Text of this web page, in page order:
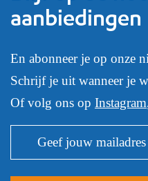
aanbiedingen
En abonneer je op onze
Schrijf je uit wanneer je
Of volg ons op Instagram